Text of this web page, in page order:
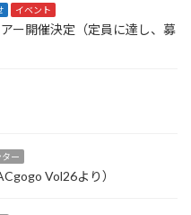
イベント
ー開催決定（定員に達し、募
ー
Vol26より）